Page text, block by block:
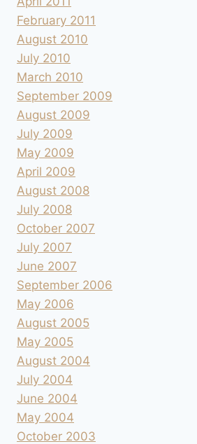
February 2011
August 2010
July 2010
March 2010
September 2009
August 2009
July 2009
May 2009
April 2009
August 2008
July 2008
October 2007
July 2007
June 2007
September 2006
May 2006
August 2005
May 2005
August 2004
July 2004
June 2004
May 2004
October 2003